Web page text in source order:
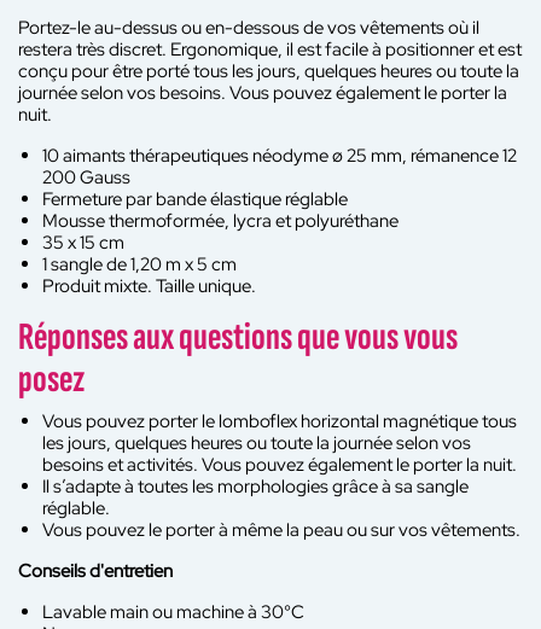
Portez-le au-dessus ou en-dessous de vos vêtements où il
restera très discret. Ergonomique, il est facile à positionner et est
conçu pour être porté tous les jours, quelques heures ou toute la
journée selon vos besoins. Vous pouvez également le porter la
nuit.
10 aimants thérapeutiques néodyme ø 25 mm, rémanence 12
200 Gauss
Fermeture par bande élastique réglable
Mousse thermoformée, lycra et polyuréthane
35 x 15 cm
1 sangle de 1,20 m x 5 cm
Produit mixte. Taille unique.
Réponses aux questions que vous vous
posez
Vous pouvez porter le lomboflex horizontal magnétique tous
les jours, quelques heures ou toute la journée selon vos
besoins et activités. Vous pouvez également le porter la nuit.
Il s’adapte à toutes les morphologies grâce à sa sangle
réglable.
Vous pouvez le porter à même la peau ou sur vos vêtements.
Conseils d'entretien
Lavable main ou machine à 30°C